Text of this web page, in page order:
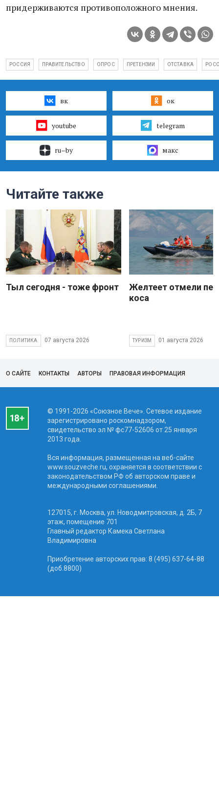
придерживаются противоположного мнения.
РОССИЯ ПРАВИТЕЛЬСТВО ОПРОС ПРЕТЕНЗИИ ОТСТАВКА
вк ок
youtube telegram
ru–by макс
Читайте также
Тыл сегодня - тоже фронт
ПОЛИТИКА 07 августа 2026
Желтеет отмели
коса
ТУРИЗМ 01 августа 2026
О САЙТЕ КОНТАКТЫ АВТОРЫ ПРАВОВАЯ ИНФОРМАЦИЯ
© 1991-2026 «Союзное Вече». Сетевое издание
зарегистрировано роскомнадзором,
свидетельство эл № фc77-52606 от 25 января
2013 года.
Вся информация, размещенная на веб-сайте
www.souzveche.ru, охраняется в соответствии с
законодательством РФ об авторском праве и
международными соглашениями.
127015, г. Москва, ул. Новодмитровская, д. 2Б, 7
этаж, помещение 701
Главный редактор Камека Светлана
Владимировна
Приобретение авторских прав: 8 (495) 637-64-88
(доб.8800)